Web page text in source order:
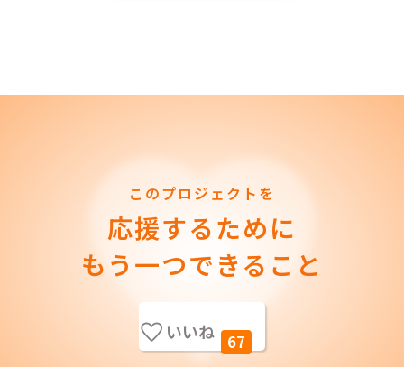
このプロジェクトを
応援するために
もう一つできること
いいね 67